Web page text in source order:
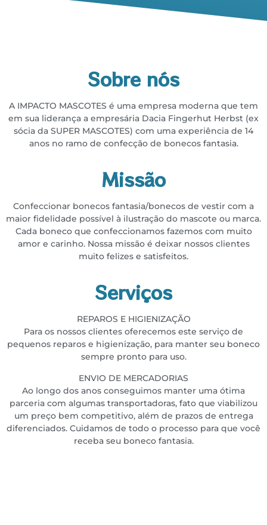
Sobre nós
A IMPACTO MASCOTES é uma empresa moderna que tem
em sua liderança a empresária Dacia Fingerhut Herbst (ex
sócia da SUPER MASCOTES) com uma experiência de 14
anos no ramo de confecção de bonecos fantasia.
Missão
Confeccionar bonecos fantasia/bonecos de vestir com a
maior fidelidade possível à ilustração do mascote ou marca.
Cada boneco que confeccionamos fazemos com muito
amor e carinho. Nossa missão é deixar nossos clientes
muito felizes e satisfeitos.
Serviços
REPAROS E HIGIENIZAÇÃO
Para os nossos clientes oferecemos este serviço de
pequenos reparos e higienização, para manter seu boneco
sempre pronto para uso.
ENVIO DE MERCADORIAS
Ao longo dos anos conseguimos manter uma ótima
parceria com algumas transportadoras, fato que viabilizou
um preço bem competitivo, além de prazos de entrega
diferenciados. Cuidamos de todo o processo para que você
receba seu boneco fantasia.